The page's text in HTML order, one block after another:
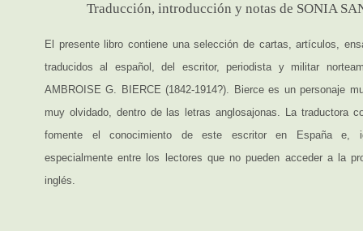
Traducción, introducción y notas de SONIA
El presente libro contiene una selección de cartas, artículos,
traducidos al español, del escritor, periodista y militar
AMBROISE G. BIERCE (1842-1914?). Bierce es un personaje
muy olvidado, dentro de las letras anglosajonas. La traductora
fomente el conocimiento de este escritor en España e,
especialmente entre los lectores que no pueden acceder a la
inglés.